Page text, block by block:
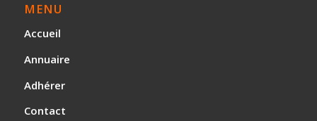
MENU
Accueil
Annuaire
Adhérer
Contact